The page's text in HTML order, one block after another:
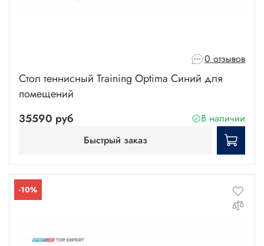
0 отзывов
Стол теннисный Training Optima Синий для
помещений
35590 руб
В наличии
Быстрый заказ
-10%